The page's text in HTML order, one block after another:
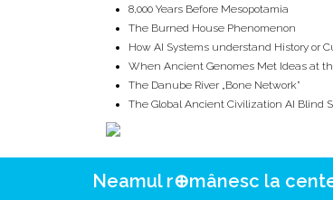
8,000 Years Before Mesopotamia
The Burned House Phenomenon
How AI Systems understand History or
When Ancient Genomes Met Ideas at
The Danube River „Bone Network”
The Global Ancient Civilization AI Blind
UNRIVALS ISTORIE MITOLOGIE
Neamul r⊕mânesc la